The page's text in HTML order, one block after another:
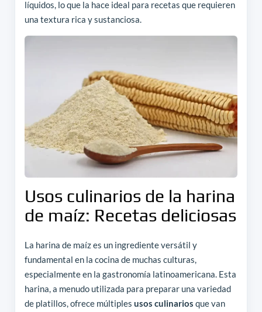
líquidos, lo que la hace ideal para recetas que requieren
una textura rica y sustanciosa.
Usos culinarios de la harina
de maíz: Recetas deliciosas
La harina de maíz es un ingrediente versátil y
fundamental en la cocina de muchas culturas,
especialmente en la gastronomía latinoamericana. Esta
harina, a menudo utilizada para preparar una variedad
de platillos, ofrece múltiples usos culinarios que van